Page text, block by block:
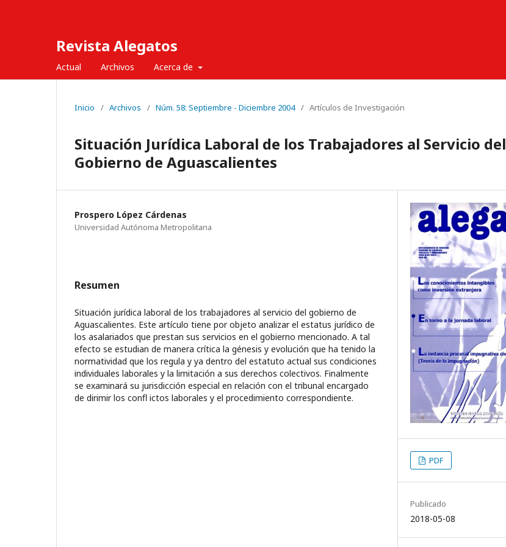
Revista Alegatos
Actual Archivos Acerca de
Inicio / Archivos / Núm. 58: Septiembre - Diciembre 2004 / Artículos de Investigación
Situación Jurídica Laboral de los Trabajadores al Servicio del
Gobierno de Aguascalientes
Prospero López Cárdenas
Universidad Autónoma Metropolitana
Resumen
Situación jurídica laboral de los trabajadores al servicio del gobierno de
Aguascalientes. Este artículo tiene por objeto analizar el estatus jurídico de
los asalariados que prestan sus servicios en el gobierno mencionado. A tal
efecto se estudian de manera crítica la génesis y evolución que ha tenido la
normatividad que los regula y ya dentro del estatuto actual sus condiciones
individuales laborales y la limitación a sus derechos colectivos. Finalmente
se examinará su jurisdicción especial en relación con el tribunal encargado
de dirimir los conﬂ ictos laborales y el procedimiento correspondiente.
PDF
Publicado
2018-05-08